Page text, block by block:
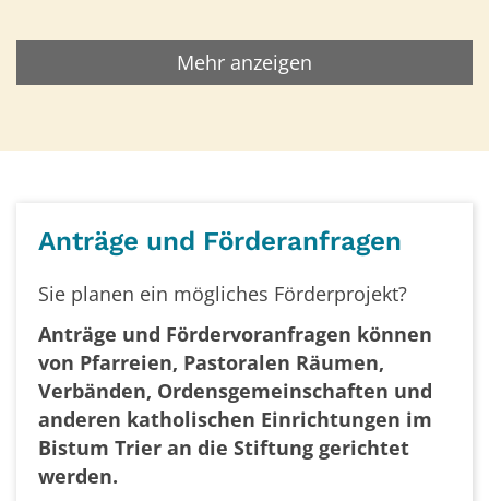
Mehr anzeigen
Anträge und Förderanfragen
Sie planen ein mögliches Förderprojekt?
Anträge und Fördervoranfragen können
von Pfarreien, Pastoralen Räumen,
Verbänden, Ordensgemeinschaften und
anderen katholischen Einrichtungen im
Bistum Trier an die Stiftung gerichtet
werden.